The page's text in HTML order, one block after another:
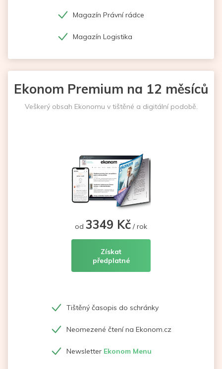
Magazín Právní rádce
Magazín Logistika
Ekonom Premium na 12 měsíců
Veškerý obsah Ekonomu v tištěné a digitální podobě.
od 3349 Kč / rok
Získat
předplatné
Tištěný časopis do schránky
Neomezené čtení na Ekonom.cz
Newsletter Ekonom Menu